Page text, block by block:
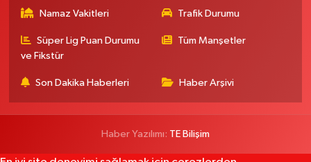
Namaz Vakitleri Trafik Durumu
Süper Lig Puan Durumu
ve Fikstür
Tüm Manşetler
Son Dakika Haberleri Haber Arşivi
Haber Yazılımı: TE Bilişim